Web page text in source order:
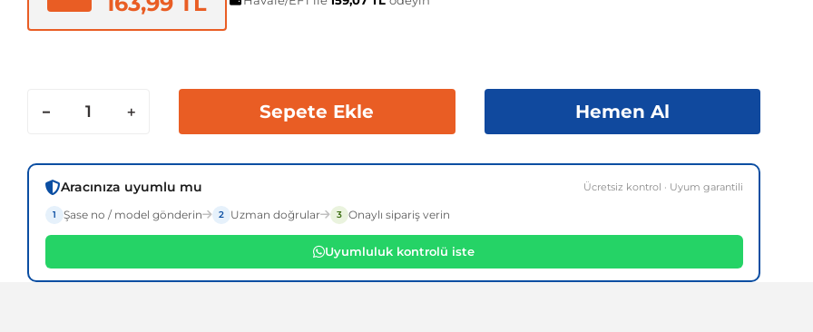
Sepete Ekle Hemen Al
Aracınıza uyumlu mu Ücretsiz kontrol · Uyum garantili
1 Şase no / model gönderin 2 Uzman doğrular 3 Onaylı sipariş verin
Uyumluluk kontrolü iste